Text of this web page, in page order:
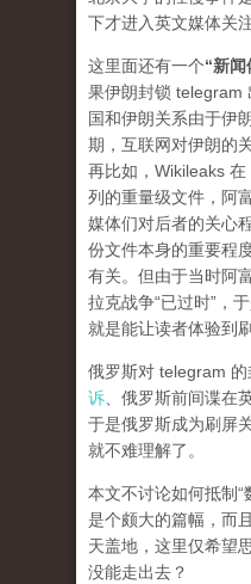
下才进入英文媒体关
这里面还有一个“新闻
果伊朗封锁 telegram
国和伊朗关系由于伊
期，互联网对伊朗的
再比如，Wikileaks
列的重量级文件，阿
媒体们对后者的关心
份文件本身的重要程
有关。但由于当时阿
拉克战争“已过时”，
就是能让读者体验到
俄罗斯对 telegram 的
诉 、俄罗斯前间谍在
于是俄罗斯成为刷屏
就不难理解了。
本文不讨论如何抵制“
是个颇大的篇幅，而
天盖地，这里仅希望
没能走出去？